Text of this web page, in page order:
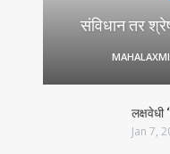
संविधान तर
लक्षवेधी
Jan 7,